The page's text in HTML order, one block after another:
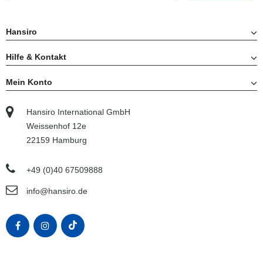
Hansiro
Hilfe & Kontakt
Mein Konto
Hansiro International GmbH
Weissenhof 12e
22159 Hamburg
+49 (0)40 67509888
info@hansiro.de